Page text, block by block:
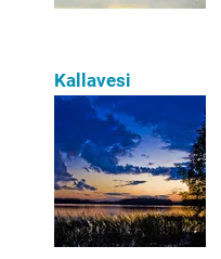
Kallavesi